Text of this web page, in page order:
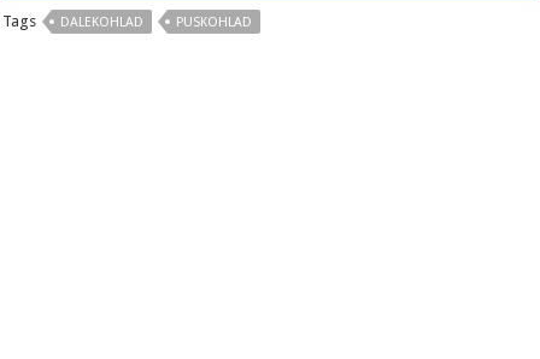
Tags DALEKOHLAD PUSKOHLAD